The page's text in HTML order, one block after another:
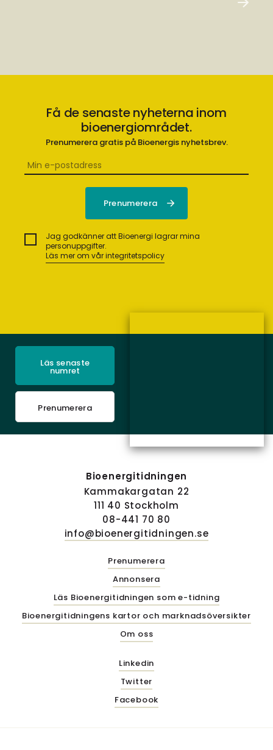
Få de senaste nyheterna inom
bioenergiområdet.
Prenumerera gratis på Bioenergis nyhetsbrev.
Jag godkänner att Bioenergi lagrar mina
personuppgifter.
Läs mer om vår integritetspolicy
Läs senaste
numret
Prenumerera
Bioenergitidningen
Kammakargatan 22
111 40 Stockholm
08-441 70 80
info@bioenergitidningen.se
Prenumerera
Annonsera
Läs Bioenergitidningen som e-tidning
Bioenergitidningens kartor och marknadsöversikter
Om oss
Linkedin
Twitter
Facebook